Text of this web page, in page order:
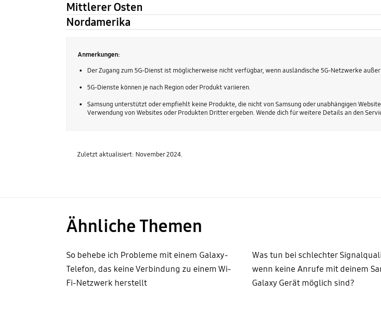
Mittlerer Osten
Nordamerika
Anmerkungen:
Der Zugang zum 5G-Dienst ist möglicherweise nicht verfügbar, wenn ausländische 5G-Netzwerke
5G-Dienste können je nach Region oder Produkt variieren.
Samsung unterstützt oder empfiehlt keine Produkte, die nicht von Samsung oder unabhängigen
Verwendung von Websites oder Produkten Dritter ergeben. Wende dich für weitere Details an den
Zuletzt aktualisiert: November 2024.
Ähnliche Themen
So behebe ich Probleme mit einem Galaxy-
Telefon, das keine Verbindung zu einem Wi-
Fi-Netzwerk herstellt
Was tun bei schlechter
wenn keine Anrufe mit deinem
Galaxy Gerät möglich sind?